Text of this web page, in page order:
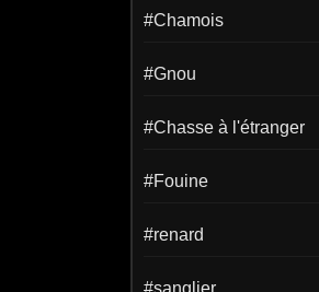
#Chamois
#Gnou
#Chasse à l'étranger
#Fouine
#renard
#sanglier